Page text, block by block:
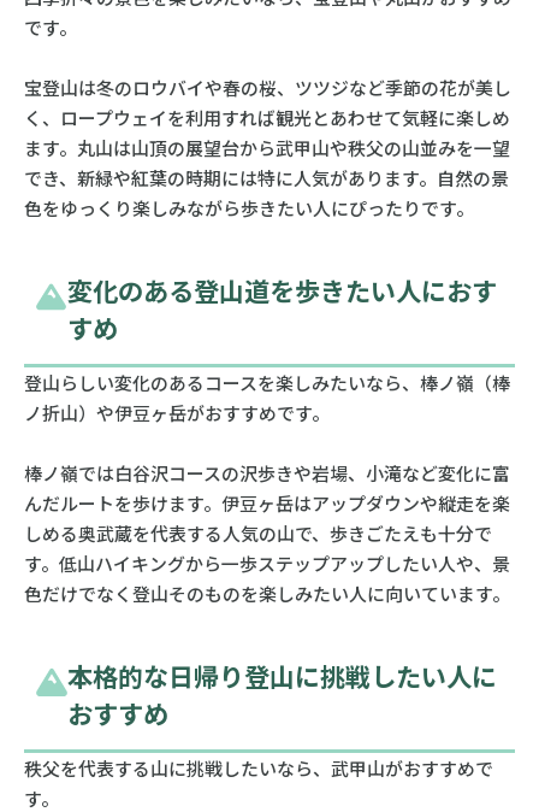
です。
宝登山は冬のロウバイや春の桜、ツツジなど季節の花が美し
く、ロープウェイを利用すれば観光とあわせて気軽に楽しめ
ます。丸山は山頂の展望台から武甲山や秩父の山並みを一望
でき、新緑や紅葉の時期には特に人気があります。自然の景
色をゆっくり楽しみながら歩きたい人にぴったりです。
変化のある登山道を歩きたい人におす
すめ
登山らしい変化のあるコースを楽しみたいなら、棒ノ嶺（棒
ノ折山）や伊豆ヶ岳がおすすめです。
棒ノ嶺では白谷沢コースの沢歩きや岩場、小滝など変化に富
んだルートを歩けます。伊豆ヶ岳はアップダウンや縦走を楽
しめる奥武蔵を代表する人気の山で、歩きごたえも十分で
す。低山ハイキングから一歩ステップアップしたい人や、景
色だけでなく登山そのものを楽しみたい人に向いています。
本格的な日帰り登山に挑戦したい人に
おすすめ
秩父を代表する山に挑戦したいなら、武甲山がおすすめで
す。